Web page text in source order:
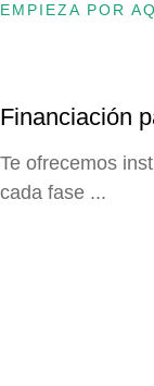
EMPIEZA POR
Financiación
Te ofrecemos
cada fase ...